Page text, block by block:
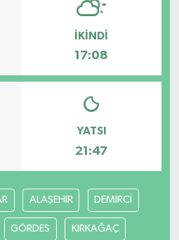
İKINDI
17:08
YATSI
21:47
ALAŞEHİR DEMİRCİ
GÖRDES KIRKAĞAÇ